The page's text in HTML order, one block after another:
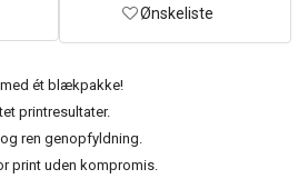
ét blækpakke!
printresultater.
ren genopfyldning.
print uden kompromis.
Ønskeliste